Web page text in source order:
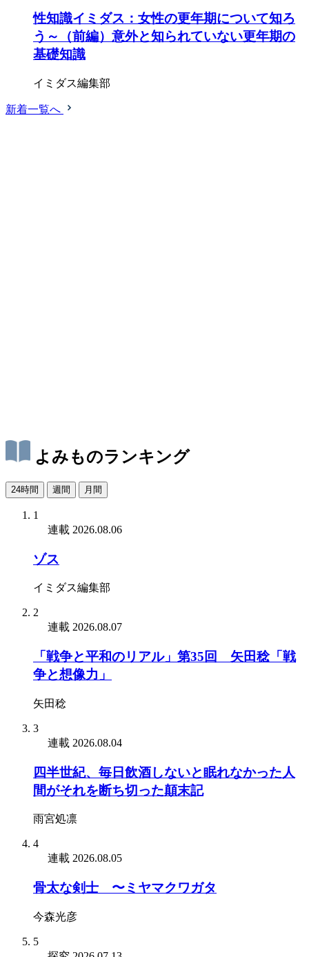
性知識イミダス：女性の更年期について知ろ
う～（前編）意外と知られていない更年期の
基礎知識
イミダス編集部
新着一覧へ
よみものランキング
24時間 週間 月間
1
連載 2026.08.06
ゾス
イミダス編集部
2
連載 2026.08.07
「戦争と平和のリアル」第35回 矢田稔「戦
争と想像力」
矢田稔
3
連載 2026.08.04
四半世紀、毎日飲酒しないと眠れなかった人
間がそれを断ち切った顛末記
雨宮処凛
4
連載 2026.08.05
骨太な剣士 〜ミヤマクワガタ
今森光彦
5